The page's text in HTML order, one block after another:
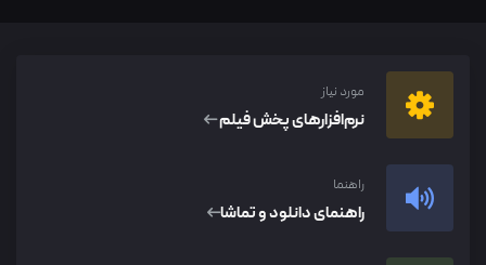
مورد نیاز
نرم‌افزار‌های پخش فیلم
راهنما
راهنمای دانلود و تماشا